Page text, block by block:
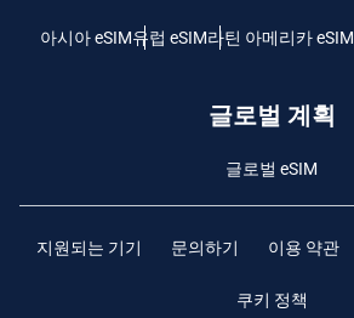
아시아 eSIM유럽 ​​eSIM라틴 아메리카 eSIM
글로벌 계획
글로벌 eSIM
지원되는 기기 문의하기 이용 약관
쿠키 정책